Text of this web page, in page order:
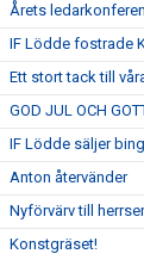
Årets
IF Lödde fostrade
Ett stort tack till
GOD JUL OCH
IF Lödde säljer
Anton återvänder
Nyförvärv till
Konstgräset!